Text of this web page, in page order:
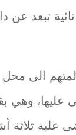
تبعد عن
الى محل
عليها، وهي
عليه